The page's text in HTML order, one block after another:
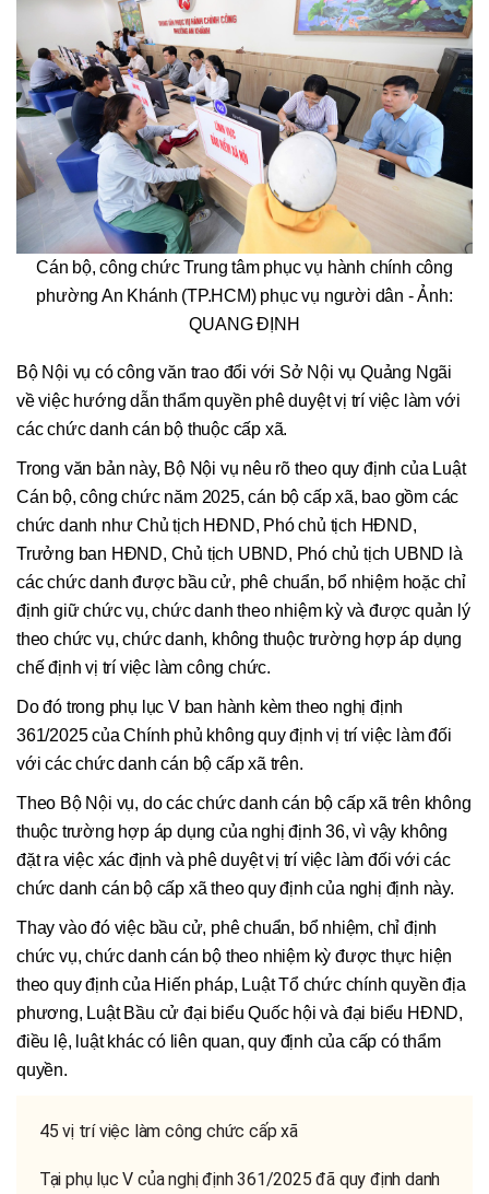
Cán bộ, công chức Trung tâm phục vụ hành chính công
phường An Khánh (TP.HCM) phục vụ người dân - Ảnh:
QUANG ĐỊNH
Bộ Nội vụ có công văn trao đổi với Sở Nội vụ Quảng Ngãi
về việc hướng dẫn thẩm quyền phê duyệt vị trí việc làm với
các chức danh cán bộ thuộc cấp xã.
Trong văn bản này, Bộ Nội vụ nêu rõ theo quy định của Luật
Cán bộ, công chức năm 2025, cán bộ cấp xã, bao gồm các
chức danh như Chủ tịch HĐND, Phó chủ tịch HĐND,
Trưởng ban HĐND, Chủ tịch UBND, Phó chủ tịch UBND là
các chức danh được bầu cử, phê chuẩn, bổ nhiệm hoặc chỉ
định giữ chức vụ, chức danh theo nhiệm kỳ và được quản lý
theo chức vụ, chức danh, không thuộc trường hợp áp dụng
chế định vị trí việc làm công chức.
Do đó trong phụ lục V ban hành kèm theo nghị định
361/2025 của Chính phủ không quy định vị trí việc làm đối
với các chức danh cán bộ cấp xã trên.
Theo Bộ Nội vụ, do các chức danh cán bộ cấp xã trên không
thuộc trường hợp áp dụng của nghị định 36, vì vậy không
đặt ra việc xác định và phê duyệt vị trí việc làm đối với các
chức danh cán bộ cấp xã theo quy định của nghị định này.
Thay vào đó việc bầu cử, phê chuẩn, bổ nhiệm, chỉ định
chức vụ, chức danh cán bộ theo nhiệm kỳ được thực hiện
theo quy định của Hiến pháp, Luật Tổ chức chính quyền địa
phương, Luật Bầu cử đại biểu Quốc hội và đại biểu HĐND,
điều lệ, luật khác có liên quan, quy định của cấp có thẩm
quyền.
45 vị trí việc làm công chức cấp xã
Tại phụ lục V của nghị định 361/2025 đã quy định danh